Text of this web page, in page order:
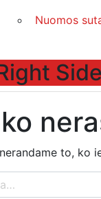
Nuomos
to, ko